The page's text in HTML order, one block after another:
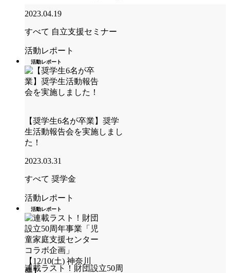
2023.04.19
すべて 自立支援セミナー
活動レポート
活動レポート
【奨学生6名が卒業】奨学
生活動報告会を実施しまし
た！
2023.03.31
すべて 奨学金
活動レポート
活動レポート
連載ラスト！財団設立50周